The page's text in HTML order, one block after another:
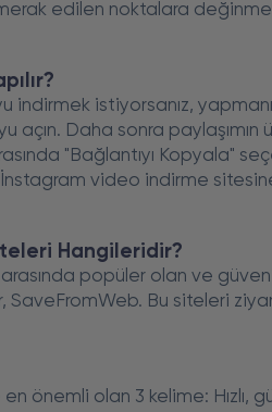
edilen noktalara
istiyorsanız,
Daha sonra paylaşımın
"Bağlantıyı Kopyala"
İnstagram video indirme
Hangileridir?
popüler olan ve
SaveFromWeb. Bu siteleri
önemli olan 3 kelime: Hızlı,